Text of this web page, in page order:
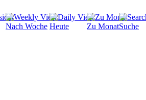
Nach Woche Heute Zu MonatSuche